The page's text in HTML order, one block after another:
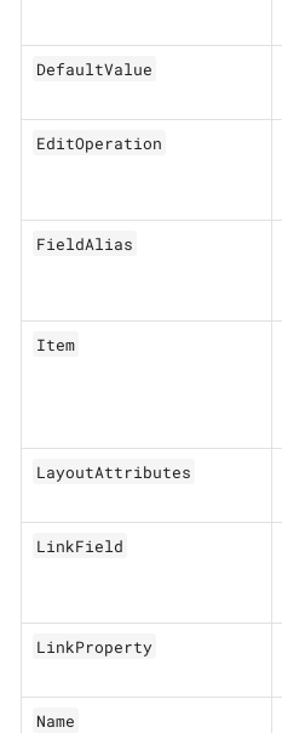
DefaultValue
EditOperation
FieldAlias
Item
LayoutAttributes
LinkField
LinkProperty
Name